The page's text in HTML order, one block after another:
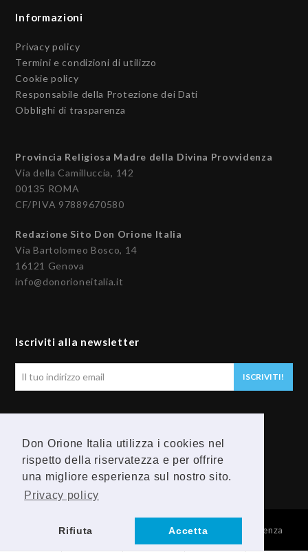
Don Orione Italia utilizza i cookies nel
rispetto della riservatezza e per offrire
una migliore esperienza sul nostro sito.
Privacy policy
Rifiuta Accetta
Informazioni
Privacy policy
Termini e condizioni di utilizzo
Cookie policy
Responsabile della Protezione dei Dati
Obblighi di trasparenza
Provincia Religiosa Madre della Divina Provvidenza
Via della Camilluccia, 142
00135 ROMA
CF/PIVA 97889670580
Redazione Sito Don Orione Italia
Via Bartolomeo Bosco, 14
16121 Genova
info@donorioneitalia.it
Iscriviti alla newsletter
ISCRIVITI!
F
Y
o
t
© 2026 Provincia Religiosa Madre della Divina Provvidenza